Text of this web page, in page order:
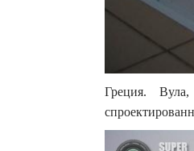
Греция.